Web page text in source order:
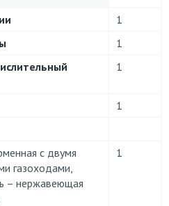
1
1
1
1
с двумя
газоходами,
– нержавеющая
1